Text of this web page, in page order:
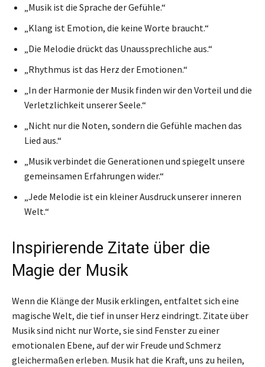
„Musik ist die Sprache der Gefühle.“
„Klang ist Emotion, die keine Worte braucht.“
„Die Melodie drückt das Unaussprechliche aus.“
„Rhythmus ist das Herz der Emotionen.“
„In der Harmonie der Musik finden wir den Vorteil und die
Verletzlichkeit unserer Seele.“
„Nicht nur die Noten, sondern die Gefühle machen das
Lied aus.“
„Musik verbindet die Generationen und spiegelt unsere
gemeinsamen Erfahrungen wider.“
„Jede Melodie ist ein kleiner Ausdruck unserer inneren
Welt.“
Inspirierende Zitate über die
Magie der Musik
Wenn die Klänge der Musik erklingen, entfaltet sich eine
magische Welt, die tief in unser Herz eindringt. Zitate über
Musik sind nicht nur Worte, sie sind Fenster zu einer
emotionalen Ebene, auf der wir Freude und Schmerz
gleichermaßen erleben. Musik hat die Kraft, uns zu heilen,